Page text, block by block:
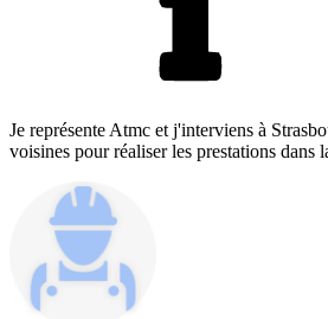
Je représente Atmc et j'interviens à
voisines pour réaliser les prestations dans